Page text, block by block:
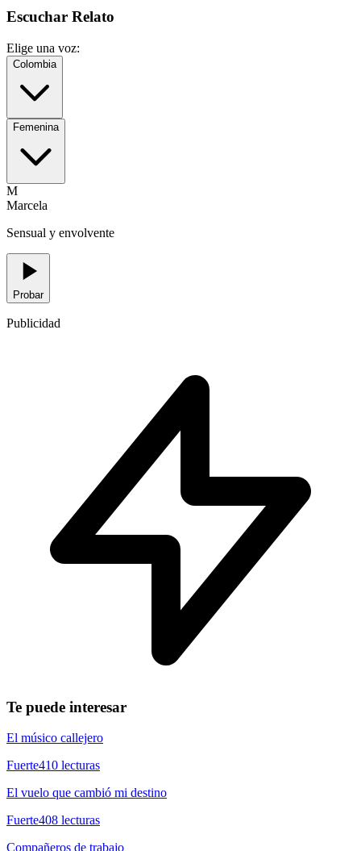
Escuchar Relato
Elige una voz:
Colombia
Femenina
M
Marcela
Sensual y envolvente
Probar
Publicidad
Te puede interesar
El músico callejero
Fuerte410 lecturas
El vuelo que cambió mi destino
Fuerte408 lecturas
Compañeros de trabajo